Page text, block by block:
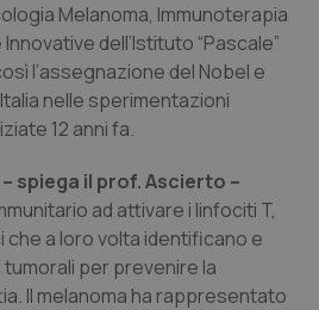
Melanoma, Immunoterapia
dell’Istituto “Pascale”
l’assegnazione del Nobel e
nelle sperimentazioni
12 anni fa.
spiega il prof. Ascierto –
ad attivare i linfociti T,
a loro volta identificano e
per prevenire la
Il melanoma ha rappresentato